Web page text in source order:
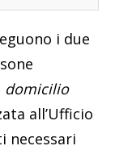
i due
domicilio
all’Ufficio
necessari